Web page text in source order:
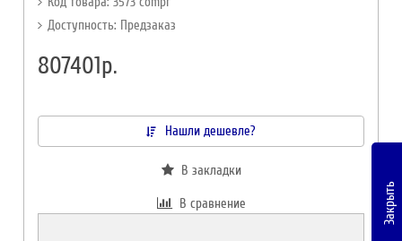
Доступность: Предзаказ
807401р.
Нашли дешевле?
В закладки
В сравнение Закрыть